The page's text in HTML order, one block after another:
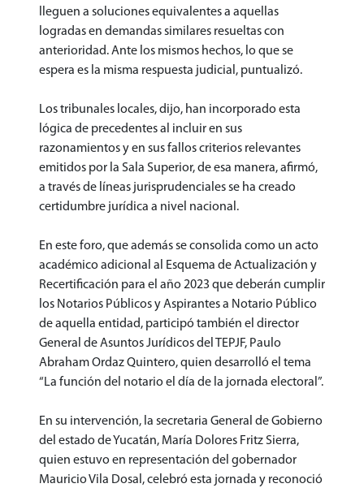
lleguen a soluciones equivalentes a aquellas
logradas en demandas similares resueltas con
anterioridad. Ante los mismos hechos, lo que se
espera es la misma respuesta judicial, puntualizó.
Los tribunales locales, dijo, han incorporado esta
lógica de precedentes al incluir en sus
razonamientos y en sus fallos criterios relevantes
emitidos por la Sala Superior, de esa manera, afirmó,
a través de líneas jurisprudenciales se ha creado
certidumbre jurídica a nivel nacional.
En este foro, que además se consolida como un acto
académico adicional al Esquema de Actualización y
Recertificación para el año 2023 que deberán cumplir
los Notarios Públicos y Aspirantes a Notario Público
de aquella entidad, participó también el director
General de Asuntos Jurídicos del TEPJF, Paulo
Abraham Ordaz Quintero, quien desarrolló el tema
“La función del notario el día de la jornada electoral”.
En su intervención, la secretaria General de Gobierno
del estado de Yucatán, María Dolores Fritz Sierra,
quien estuvo en representación del gobernador
Mauricio Vila Dosal, celebró esta jornada y reconoció